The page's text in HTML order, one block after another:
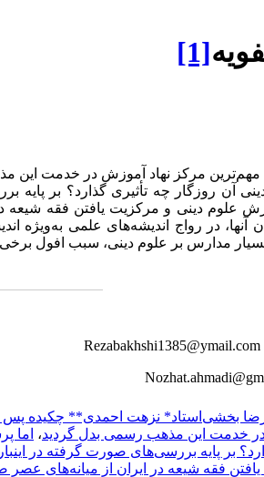
[1]
مرکز نهاد آموزش در خدمت این
آن روزگار چه تأثیری گذارد؟ بر پایه
علوم دینی و مرکزیت یافتن فقه شیعه
در رواج اندیشه‌های علمی به‌ویژه
مدارس بر علوم دینی، سبب افول
Rezabakhshi1385@ymail.com
بخشی‌استاد* نزهت احمدی** چکیده
خدمت این مذهب رسمی بدل گردید، اما
بر پایه بررسی‌های صورت گرفته در
فقه شیعه در ایران از میانه‌های